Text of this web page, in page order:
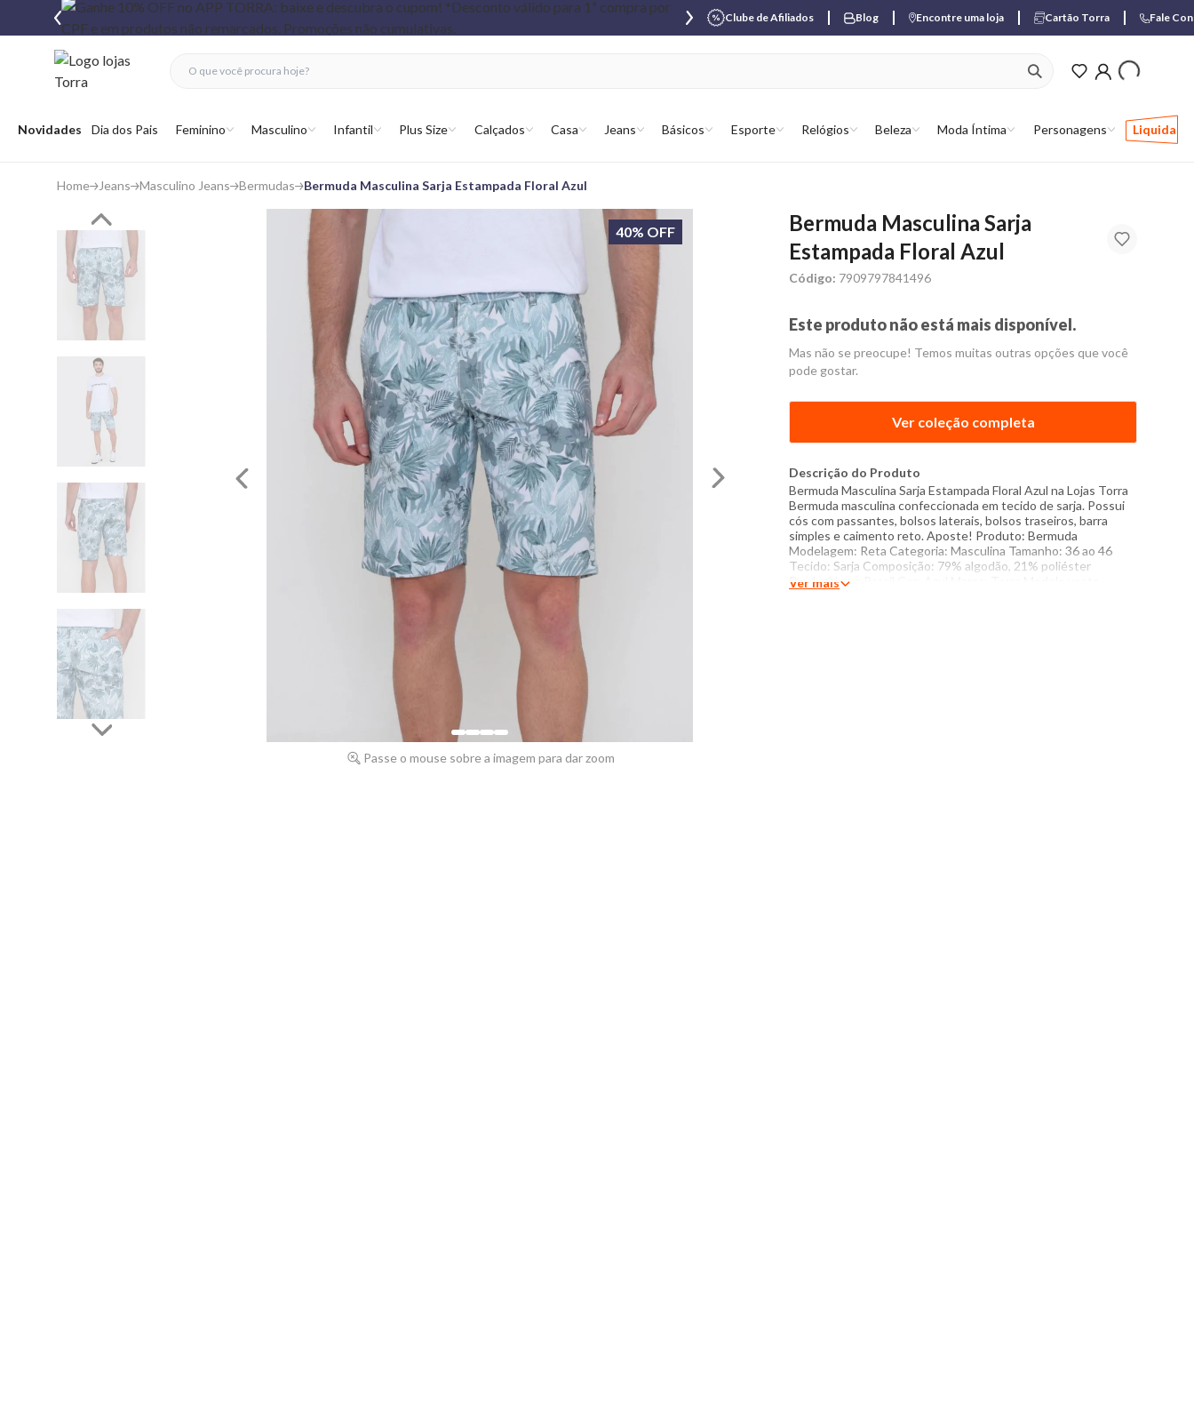
Clube de Afiliados Blog Encontre uma loja Cartão Torra Fale
Abrir menu
Novidades Dia dos Pais Feminino Masculino Infantil Plus Size Calçados Casa Jeans Básicos Esporte Relógios Beleza Moda Íntima Personagens Liquida
ver produtos
fechar menu
fechar menu
favoritos
Home Jeans Masculino Jeans Bermudas Bermuda Masculina Sarja Estampada Floral Azul
40% OFF
Passe o mouse sobre a imagem para dar zoom
Bermuda Masculina Sarja
Estampada Floral Azul
Código: 7909797841496
Este produto não está mais disponível.
Mas não se preocupe! Temos muitas outras opções que você
pode gostar.
Ver coleção completa
Descrição do Produto
Bermuda Masculina Sarja Estampada Floral Azul na Lojas Torra
Bermuda masculina confeccionada em tecido de sarja. Possui
cós com passantes, bolsos laterais, bolsos traseiros, barra
simples e caimento reto. Aposte! Produto: Bermuda
Modelagem: Reta Categoria: Masculina Tamanho: 36 ao 46
Tecido: Sarja Composição: 79% algodão, 21% poliéster
Produzido no Brasil Cor: Azul Marca: Torra Modelo veste
Ver mais